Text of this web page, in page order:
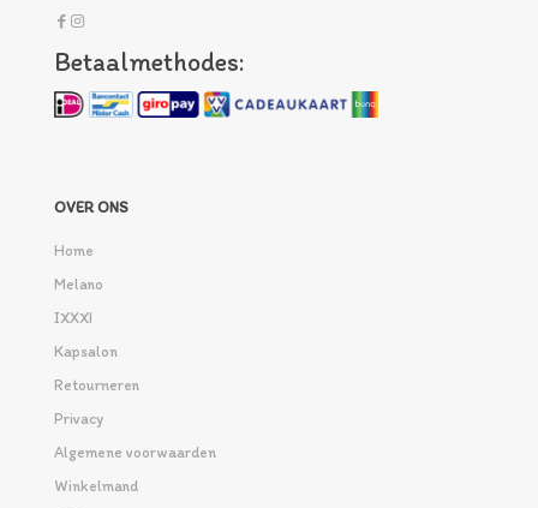
Betaalmethodes:
OVER ONS
Home
Melano
IXXXI
Kapsalon
Retourneren
Privacy
Algemene voorwaarden
Winkelmand